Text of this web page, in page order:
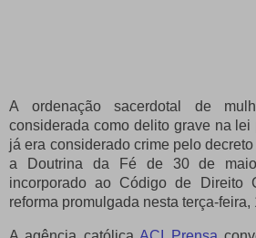
A ordenação sacerdotal de
considerada como delito grave na
já era considerado crime pelo
a Doutrina da Fé de 30 de
incorporado ao Código de Direito
reforma promulgada nesta terça-feira,